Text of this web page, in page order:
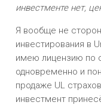
инвестменте нет,
Я вообще не
инвестирования в
имею лицензию по
одновременно и
продаже UL
инвестмент